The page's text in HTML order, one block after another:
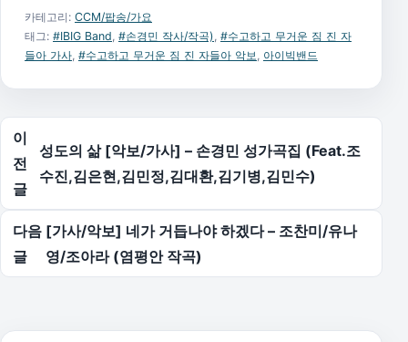
카테고리: CCM/팝송/가요
태그: #IBIG Band #손경민 작사/작곡) #수고하고 무거운 짐 진 자
들아 가사 #수고하고 무거운 짐 진 자들아 악보 아이빅밴드
글 탐색
이
전
글
성도의 삶 [악보/가사] – 손경민 성가곡집 (Feat.조
수진,김은현,김민정,김대환,김기병,김민수)
다음
글
[가사/악보] 네가 거듭나야 하겠다 – 조찬미/유나
영/조아라 (염평안 작곡)